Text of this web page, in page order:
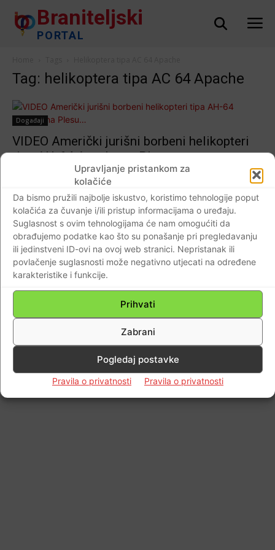
Upravljanje pristankom za
kolačiće
Da bismo pružili najbolje iskustvo, koristimo tehnologije poput
kolačića za čuvanje i/ili pristup informacijama o uređaju.
Suglasnost s ovim tehnologijama će nam omogućiti da
obrađujemo podatke kao što su ponašanje pri pregledavanju
ili jedinstveni ID-ovi na ovoj web stranici. Nepristanak ili
povlačenje suglasnosti može negativno utjecati na određene
karakteristike i funkcije.
Prihvati
Zabrani
Pogledaj postavke
Pravila o privatnosti Pravila o privatnosti
Braniteljski
PORTAL
Tag: helikoptera tipa AC 64 Apache
Događaji
VIDEO Američki jurišni borbeni helikopteri
tipa AH-64 Apache na Plesu…
Braniteljski portal - 07.11.2018 7
Impressum Kontaktirajte nas Pravila o privatnosti
© Newspaper WordPress Theme by TagDiv